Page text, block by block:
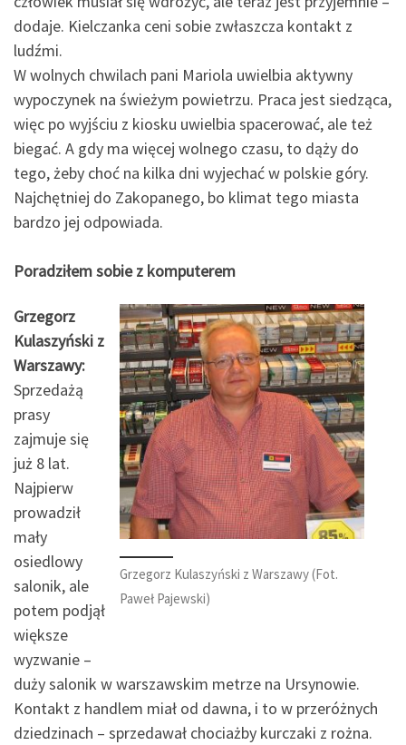
dodaje. Kielczanka ceni sobie zwłaszcza kontakt z
ludźmi.
W wolnych chwilach pani Mariola uwielbia aktywny
wypoczynek na świeżym powietrzu. Praca jest siedząca,
więc po wyjściu z kiosku uwielbia spacerować, ale też
biegać. A gdy ma więcej wolnego czasu, to dąży do
tego, żeby choć na kilka dni wyjechać w polskie góry.
Najchętniej do Zakopanego, bo klimat tego miasta
bardzo jej odpowiada.
Poradziłem sobie z komputerem
Grzegorz Kulaszyński z Warszawy (Fot.
Paweł Pajewski)
Grzegorz
Kulaszyński z
Warszawy:
Sprzedażą
prasy
zajmuje się
już 8 lat.
Najpierw
prowadził
mały
osiedlowy
salonik, ale
potem podjął
większe
wyzwanie –
duży salonik w warszawskim metrze na Ursynowie.
Kontakt z handlem miał od dawna, i to w przeróżnych
dziedzinach – sprzedawał chociażby kurczaki z rożna.